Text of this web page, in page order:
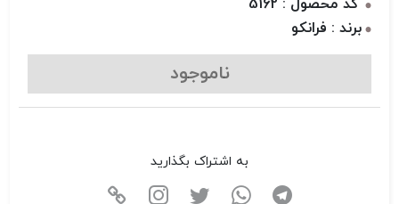
برند : فرانکو
ناموجود
به اشتراک بگذارید